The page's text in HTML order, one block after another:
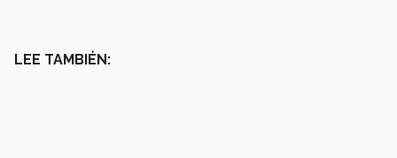
LEE TAMBIÉN: